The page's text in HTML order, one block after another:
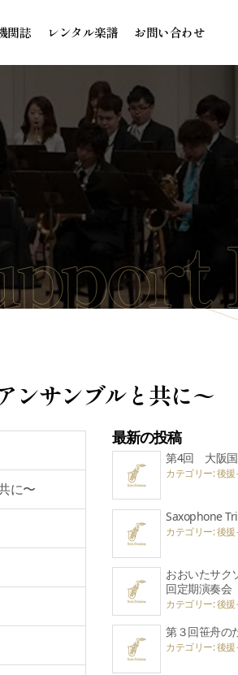
関誌 レンタル楽譜 お問い合わせ
ンサンブルと共に〜
に〜
最新の投稿
第4回 大阪国
カテゴリー: 後援
Saxophone
カテゴリー: 後援
おおいたサク
回定期演奏会
カテゴリー: 後援
第３回笹舟の
カテゴリー: 後援